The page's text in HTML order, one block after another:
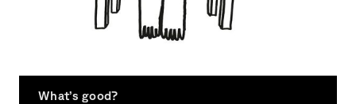
What’s good?